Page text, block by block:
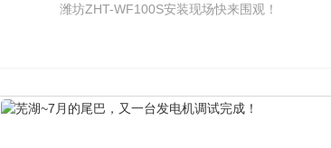
潍坊ZHT-WF100S安装现场快来围观！